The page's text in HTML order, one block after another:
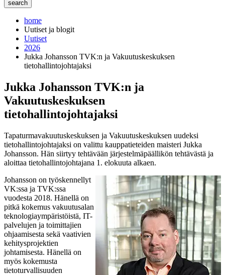
home
Uutiset ja blogit
Uutiset
2026
Jukka Johansson TVK:n ja Vakuutuskeskuksen
tietohallintojohtajaksi
Jukka Johansson TVK:n ja
Vakuutuskeskuksen
tietohallintojohtajaksi
Tapaturmavakuutuskeskuksen ja Vakuutuskeskuksen uudeksi
tietohallintojohtajaksi on valittu kauppatieteiden maisteri Jukka
Johansson. Hän siirtyy tehtävään järjestelmäpäällikön tehtävästä ja
aloittaa tietohallintojohtajana 1. elokuuta alkaen.
Johansson on työskennellyt
VK:ssa ja TVK:ssa
vuodesta 2018. Hänellä on
pitkä kokemus vakuutusalan
teknologiaympäristöistä, IT-
palvelujen ja toimittajien
ohjaamisesta sekä vaativien
kehitysprojektien
johtamisesta. Hänellä on
myös kokemusta
tietoturvallisuuden